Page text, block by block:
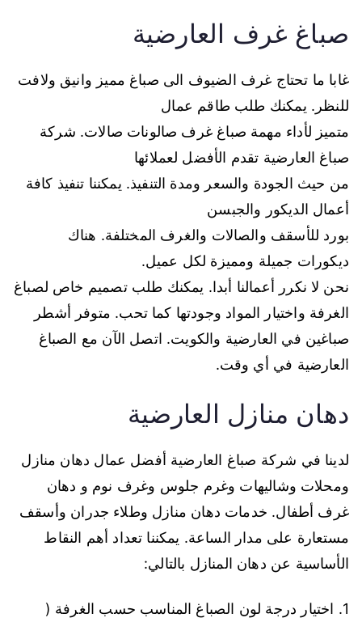
صباغ غرف العارضية
غابا ما تحتاج غرف الضيوف الى صباغ مميز وانيق ولافت
للنظر. يمكنك طلب طاقم عمال
متميز لأداء مهمة صباغ غرف صالونات صالات. شركة
صباغ العارضية تقدم الأفضل لعملائها
من حيث الجودة والسعر ومدة التنفيذ. يمكننا تنفيذ كافة
أعمال الديكور والجبسن
بورد للأسقف والصالات والغرف المختلفة. هناك
ديكورات جميلة ومميزة لكل عميل.
نحن لا نكرر أعمالنا أبدا. يمكنك طلب تصميم خاص لصباغ
الغرفة واختيار المواد وجودتها كما تحب. متوفر أشطر
صباغين في العارضية والكويت. اتصل الآن مع الصباغ
العارضية في أي وقت.
دهان منازل العارضية
لدينا في شركة صباغ العارضية أفضل عمال دهان منازل
ومحلات وشاليهات وغرم جلوس وغرف نوم و دهان
غرف أطفال. خدمات دهان منازل وطلاء جدران وأسقف
مستعارة على مدار الساعة. يمكننا تعداد أهم النقاط
الأساسية عن دهان المنازل بالتالي:
1. اختيار درجة لون الصباغ المناسب حسب الغرفة (